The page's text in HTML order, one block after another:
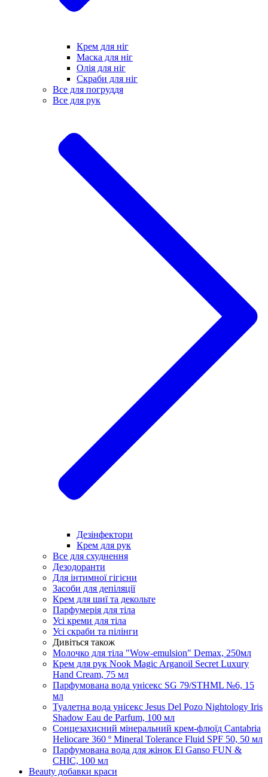
Крем для ніг
Маска для ніг
Олія для ніг
Скраби для ніг
Все для погруддя
Все для рук
Дезінфектори
Крем для рук
Все для схуднення
Дезодоранти
Для інтимної гігієни
Засоби для депіляції
Крем для шиї та декольте
Парфумерія для тіла
Усі креми для тіла
Усі скраби та пілінги
Дивіться також
Молочко для тіла "Wow-emulsion" Demax, 250мл
Крем для рук Nook Magic Arganoil Secret Luxury
Hand Cream, 75 мл
Парфумована вода унісекс SG 79/STHML №6, 15
мл
Туалетна вода унісекс Jesus Del Pozo Nightology Iris
Shadow Eau de Parfum, 100 мл
Сонцезахисний мінеральний крем-флюїд Cantabria
Heliocare 360 ​​º Mineral Tolerance Fluid SPF 50, 50 мл
Парфумована вода для жінок El Ganso FUN &
CHIC, 100 мл
Beauty добавки краси